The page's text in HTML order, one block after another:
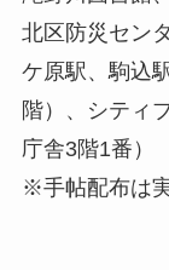
北区防災セン
ケ原駅、駒込
階）、シティ
庁舎3階1番）
※手帖配布は